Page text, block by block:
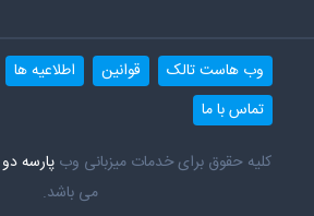
وب هاست تالک قوانین اطلاعیه ها
تماس با ما
کلیه حقوق برای خدمات میزبانی وبپارسه دو
می باشد.